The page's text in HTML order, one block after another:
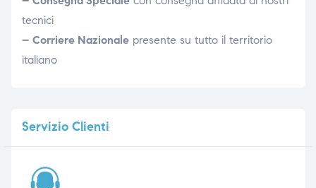
tecnici
– Corriere Nazionalepresente su tutto il territorio
italiano
ServizioClienti